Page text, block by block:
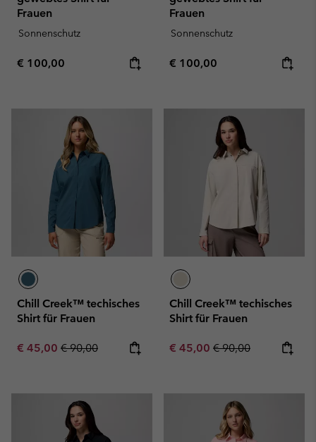
Frauen
Sonnenschutz
Regular price:
€ 100,00
Frauen
Sonnenschutz
Regular price:
€ 100,00
Chill Creek™ techisches
Shirt für Frauen
Sale price:
€ 45,00 Regular price:
€ 90,00
Chill Creek™ techisches
Shirt für Frauen
Sale price:
€ 45,00 Regular price:
€ 90,00